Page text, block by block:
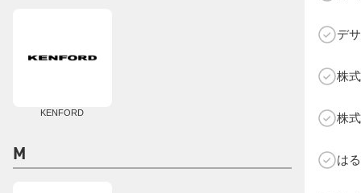
デ
株
株
は
KENFORD
M